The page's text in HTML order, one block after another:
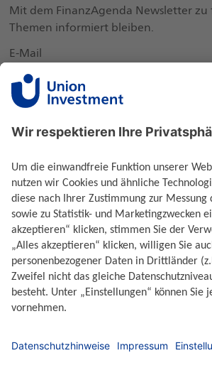
Mit dem FinanzAgenda Newsletter
Themen informiert bleiben.
FinanzGruppe Volksbanken